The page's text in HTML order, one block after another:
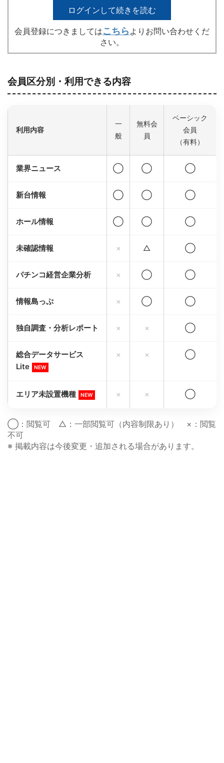
ログインして続きを読む
会員登録につきましてはこちら よりお問い合わせくだ
さい。
会員区分別・利用できる内容
利用内容
一
般
無料会
員
ベーシック
会員
（有料）
業界ニュース ◯ ◯ ◯
新台情報 ◯ ◯ ◯
ホール情報 ◯ ◯ ◯
未確認情報 × △ ◯
パチンコ経営企業分析 × ◯ ◯
情報島っぷ × ◯ ◯
独自調査・分析レポート × × ◯
総合データサービス
Lite
NEW
× × ◯
エリア未設置機種 NEW × × ◯
◯：閲覧可 △：一部閲覧可（内容制限あり） ×：閲覧
不可
※ 掲載内容は今後変更・追加される場合があります。